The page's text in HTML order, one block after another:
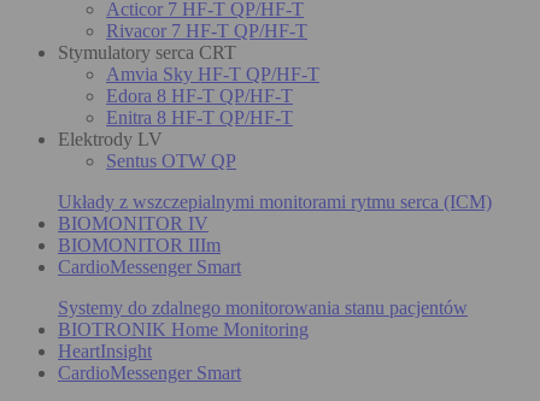
Acticor 7 HF-T QP/HF-T
Rivacor 7 HF-T QP/HF-T
Stymulatory serca CRT
Amvia Sky HF-T QP/HF-T
Edora 8 HF-T QP/HF-T
Enitra 8 HF-T QP/HF-T
Elektrody LV
Sentus OTW QP
Układy z wszczepialnymi monitorami rytmu serca (ICM)
BIOMONITOR IV
BIOMONITOR IIIm
CardioMessenger Smart
Systemy do zdalnego monitorowania stanu pacjentów
BIOTRONIK Home Monitoring
HeartInsight
CardioMessenger Smart